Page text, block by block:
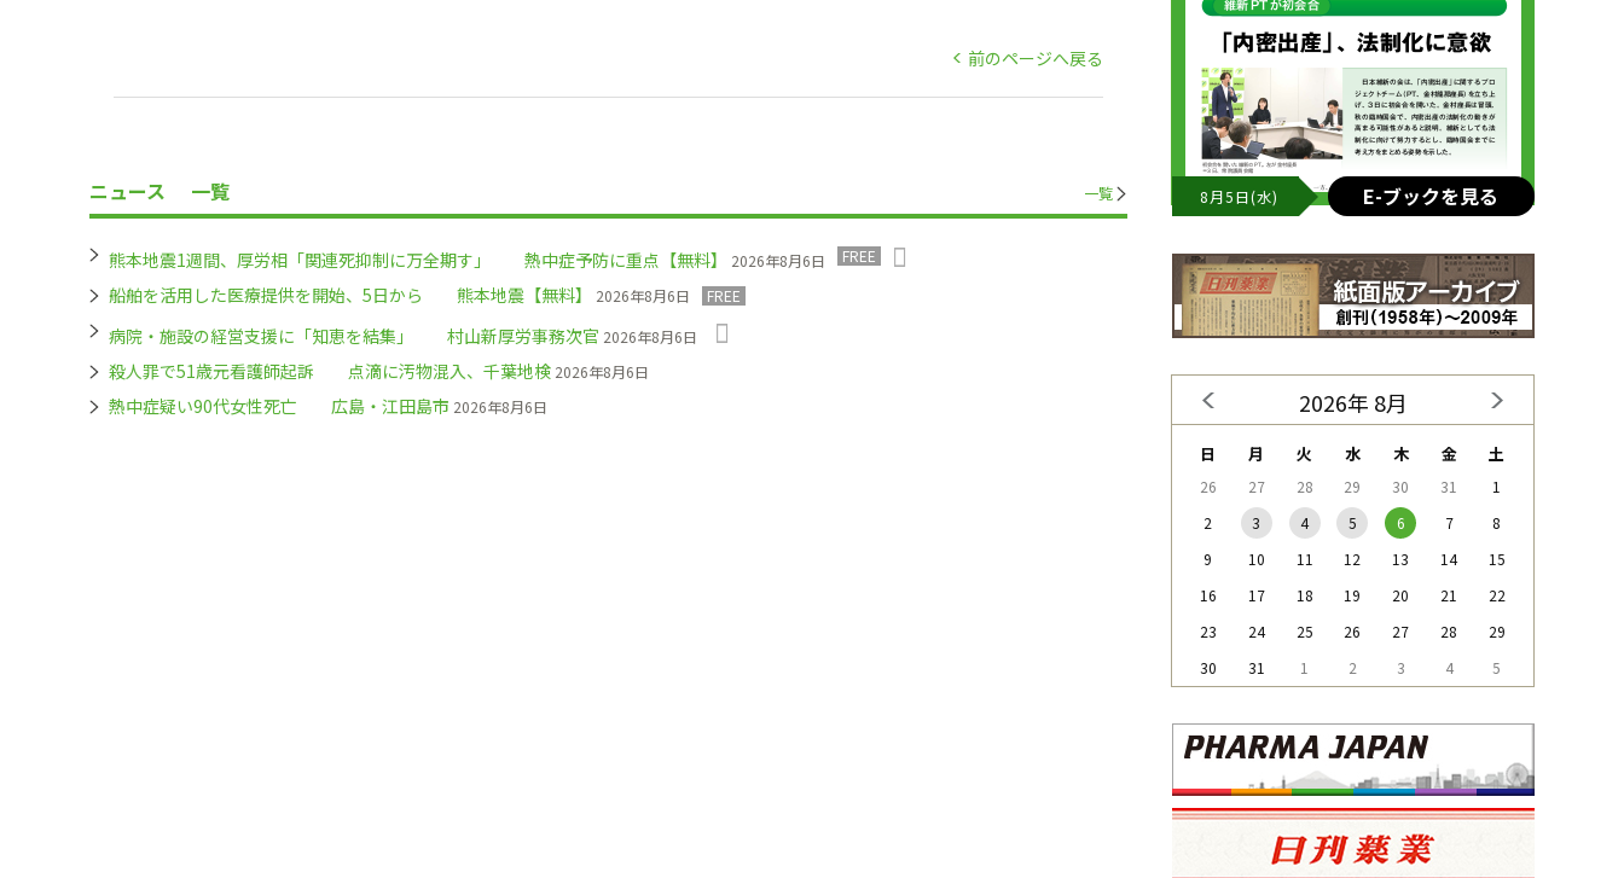
前のページへ戻る
ニュース 一覧 一覧
熊本地震1週間、厚労相「関連死抑制に万全期す」 熱中症予防に重点【無料】 2026年8月6日 FREE
船舶を活用した医療提供を開始、5日から 熊本地震【無料】 2026年8月6日 FREE
病院・施設の経営支援に「知恵を結集」 村山新厚労事務次官 2026年8月6日
殺人罪で51歳元看護師起訴 点滴に汚物混入、千葉地検 2026年8月6日
熱中症疑い90代女性死亡 広島・江田島市 2026年8月6日
8月5日(水) E-ブックを見る
2026年 8月
日 月 火 水 木 金 土
26 27 28 29 30 31
1
2
3 4 5 6 7
8
9
10 11 12 13 14
15
16
17 18 19 20 21
22
23
24 25 26 27 28
29
30
31 1 2 3 4 5